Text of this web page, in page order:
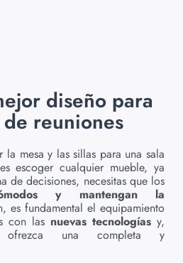
diseño para
reuniones
mesa y las sillas para una sala
escoger cualquier mueble, ya
de decisiones, necesitas que los
y mantengan la
es fundamental el equipamiento
con las nuevas tecnologías y,
una completa y